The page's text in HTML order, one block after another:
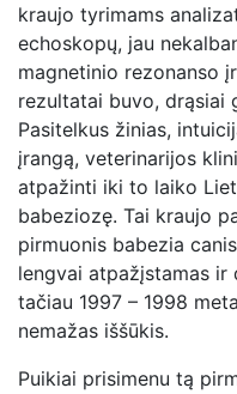
kraujo tyrimams
echoskopų, jau
magnetinio rezonanso
rezultatai buvo, drąsiai
Pasitelkus žinias,
įrangą, veterinarijos
atpažinti iki to laiko
babeziozę. Tai kraujo
pirmuonis babezia
lengvai atpažįstamas ir
tačiau 1997 – 1998
nemažas iššūkis.
Puikiai prisimenu tą